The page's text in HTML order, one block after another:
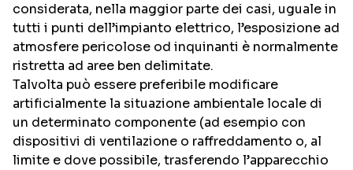
considerata, nella maggior parte dei casi, uguale in
tutti i punti dell’impianto elettrico, l’esposizione ad
atmosfere pericolose od inquinanti è normalmente
ristretta ad aree ben delimitate.
Talvolta può essere preferibile modificare
artificialmente la situazione ambientale locale di
un determinato componente (ad esempio con
dispositivi di ventilazione o raffreddamento o, al
limite e dove possibile, trasferendo l’apparecchio